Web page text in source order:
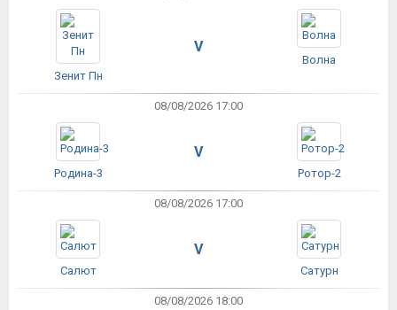
Зенит Пн
V
Волна
08/08/2026 17:00
Родина-3
V
Ротор-2
08/08/2026 17:00
Салют
V
Сатурн
08/08/2026 18:00